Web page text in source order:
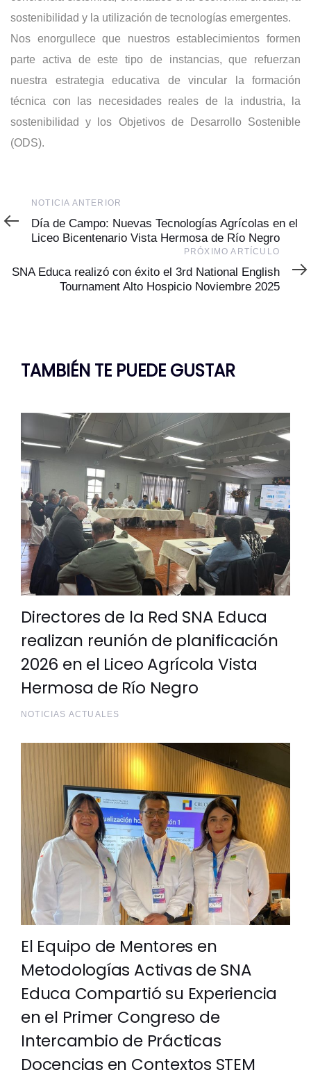
sostenibilidad y la utilización de tecnologías emergentes.
Nos enorgullece que nuestros establecimientos formen
parte activa de este tipo de instancias, que refuerzan
nuestra estrategia educativa de vincular la formación
técnica con las necesidades reales de la industria, la
sostenibilidad y los Objetivos de Desarrollo Sostenible
(ODS).
Noticia
Anterior
NOTICIA ANTERIOR
Día de Campo: Nuevas Tecnologías Agrícolas en el
Liceo Bicentenario Vista Hermosa de Río Negro
Artículo
PRÓXIMO ARTÍCULO
SNA Educa realizó con éxito el 3rd National English
Tournament Alto Hospicio Noviembre 2025
TAMBIÉN TE PUEDE GUSTAR
Directores de la Red SNA Educa
realizan reunión de planificación
2026 en el Liceo Agrícola Vista
Hermosa de Río Negro
NOTICIAS ACTUALES
El Equipo de Mentores en
Metodologías Activas de SNA
Educa Compartió su Experiencia
en el Primer Congreso de
Intercambio de Prácticas
Docencias en Contextos STEM